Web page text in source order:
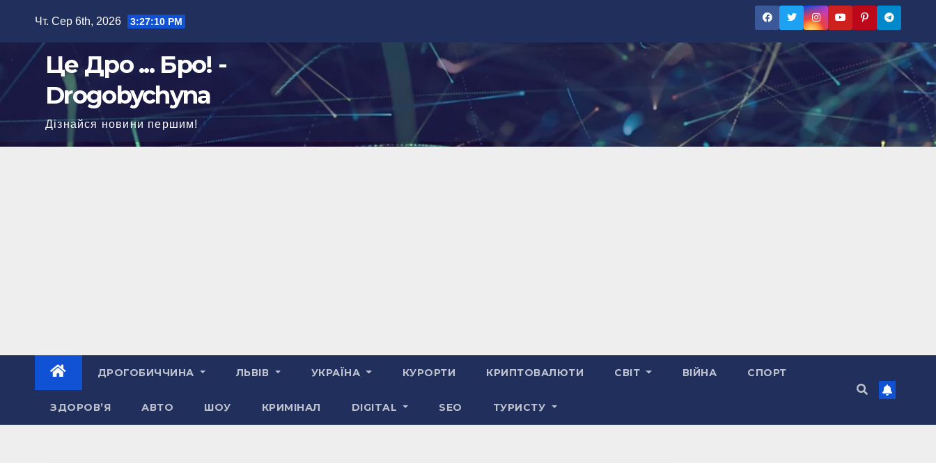
Чт. Сер 6th, 2026 3:27:12 PM
Це Дро ... Бро! -
Drogobychyna
Дізнайся новини першим!
ДРОГОБИЧЧИНА ЛЬВІВ УКРАЇНА КУРОРТИ КРИПТОВАЛЮТИ СВІТ ВІЙНА СПОРТ
ЗДОРОВ’Я АВТО ШОУ КРИМІНАЛ DIGITAL SEO ТУРИСТУ